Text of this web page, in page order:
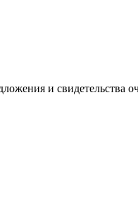
и свидетельства